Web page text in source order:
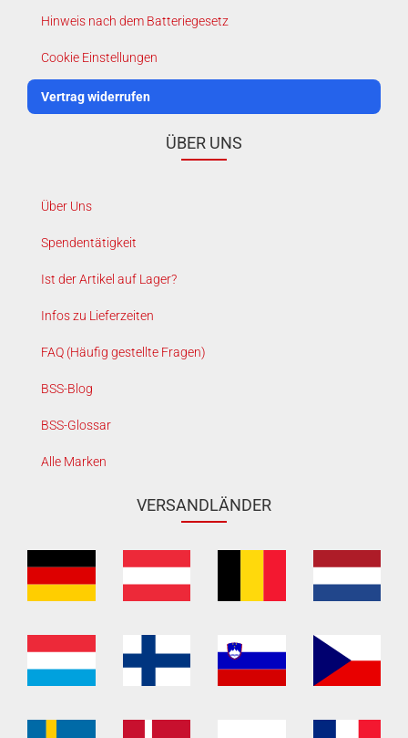
Hinweis nach dem Batteriegesetz
Cookie Einstellungen
Vertrag widerrufen
ÜBER UNS
Über Uns
Spendentätigkeit
Ist der Artikel auf Lager?
Infos zu Lieferzeiten
FAQ (Häufig gestellte Fragen)
BSS-Blog
BSS-Glossar
Alle Marken
VERSANDLÄNDER